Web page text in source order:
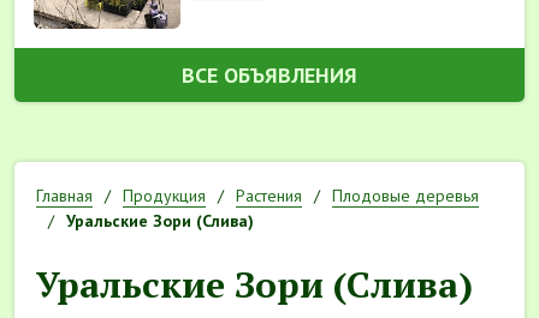
ВСЕ ОБЪЯВЛЕНИЯ
Главная Продукция Растения
Плодовые деревья
Уральские Зори (Слива)
Уральские Зори (Слива)